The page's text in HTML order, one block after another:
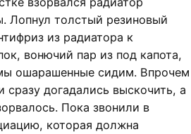
Лопнул толстый резиновый
из радиатора к
вонючий пар из под капота,
ошарашенные сидим. Впрочем
сразу догадались выскочить, а
Пока звонили в
которая должна